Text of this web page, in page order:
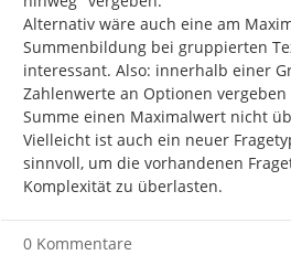
Alternativ wäre auch eine am
Summenbildung bei gruppierten
interessant. Also: innerhalb einer
Zahlenwerte an Optionen
Summe einen Maximalwert nicht
Vielleicht ist auch ein neuer
sinnvoll, um die vorhandenen
Komplexität zu überlasten.
0 Kommentare